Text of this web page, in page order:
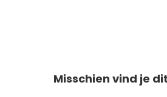
Misschien vind je